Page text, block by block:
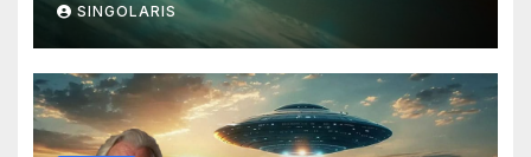
SINGOLARIS